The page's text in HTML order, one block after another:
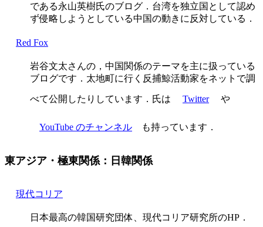
である永山英樹氏のブログ．台湾を独立国として認め
ず侵略しようとしている中国の動きに反対している．
Red Fox
岩谷文太さんの，中国関係のテーマを主に扱っている
ブログです．太地町に行く反捕鯨活動家をネットで調
べて公開したりしています．氏は Twitter や
YouTube のチャンネル も持っています．
東アジア・極東関係：日韓関係
現代コリア
日本最高の韓国研究団体、現代コリア研究所のHP．